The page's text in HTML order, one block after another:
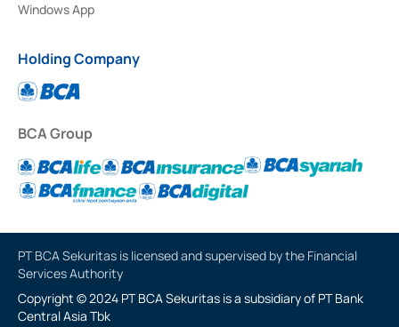
Windows App
Holding Company
BCA Group
PT BCA Sekuritas is licensed and supervised by the Financial
Services Authority
Copyright © 2024 PT BCA Sekuritas is a subsidiary of PT Bank
Central Asia Tbk